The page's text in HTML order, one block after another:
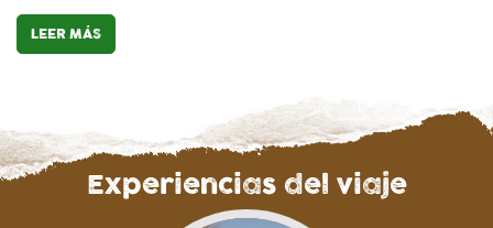
inolvidable. Desde actividades únicas hasta detalles
especiales, estamos seguros de que cada momento será
¡Confía en nosotros para planificar tu próximo viaje
lleno de sorpresas inolvidables y deja que nos
encarguemos de todo!
Somos la agencia de viajes grupales con
LEER MÁS
Experiencias del viaje